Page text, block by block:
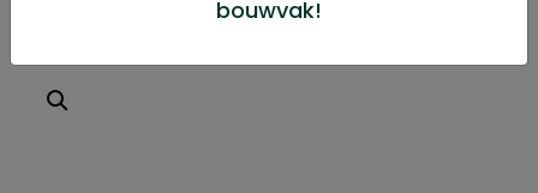
Kruisheng 400mm licht zwart
bouwvak!